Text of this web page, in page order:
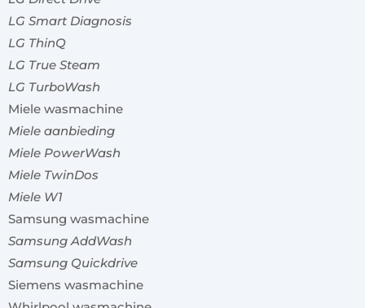
LG Smart Diagnosis
LG ThinQ
LG True Steam
LG TurboWash
Miele wasmachine
Miele aanbieding
Miele PowerWash
Miele TwinDos
Miele W1
Samsung wasmachine
Samsung AddWash
Samsung Quickdrive
Siemens wasmachine